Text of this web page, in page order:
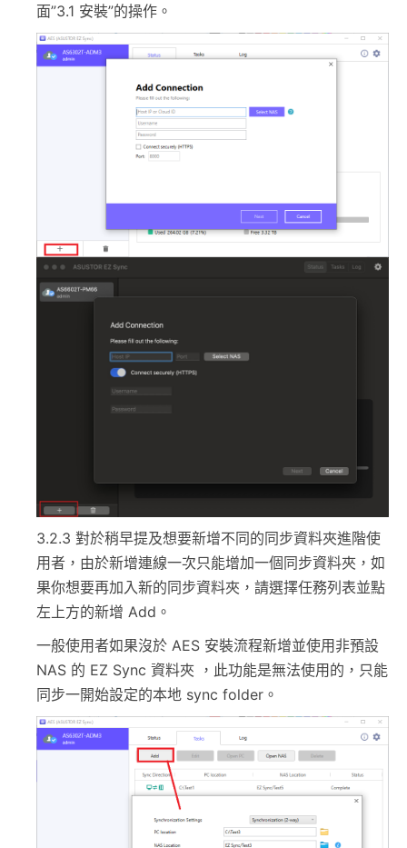
面”3.1 安裝”的操作。
3.2.3 對於稍早提及想要新增不同的同步資料夾進階使
用者，由於新增連線一次只能增加一個同步資料夾，如
果你想要再加入新的同步資料夾，請選擇任務列表並點
左上方的新增 Add。
一般使用者如果沒於 AES 安裝流程新增並使用非預設
NAS 的 EZ Sync 資料夾 ，此功能是無法使用的，只能
同步一開始設定的本地 sync folder。